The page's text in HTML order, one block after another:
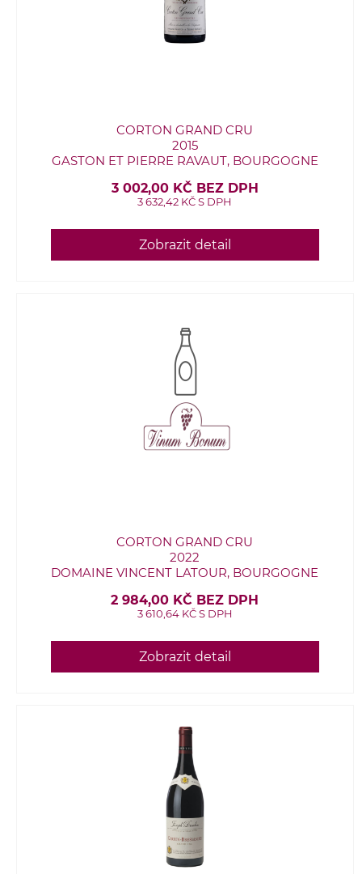
CORTON GRAND CRU
2015
GASTON ET PIERRE RAVAUT, BOURGOGNE
3 002,00 KČ BEZ DPH
3 632,42 KČ S DPH
Zobrazit detail
CORTON GRAND CRU
2022
DOMAINE VINCENT LATOUR, BOURGOGNE
2 984,00 KČ BEZ DPH
3 610,64 KČ S DPH
Zobrazit detail